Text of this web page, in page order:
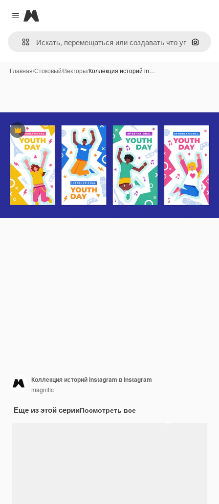
Close menu
Magnific
Поиск
Главная/Стоковый/Векторы/Коллекция историй in…
Премиум
Коллекция историй instagram в instagram
magnific
Еще из этой серииПосмотреть все